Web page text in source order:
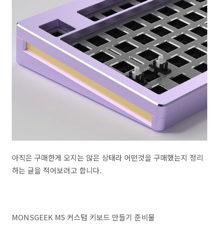
아직은 구매한게 오지는 않은 상태라 어떤것을 구매했는지 정리
하는 글을 적어보려고 합니다.
MONSGEEK M5 커스텀 키보드 만들기 준비물